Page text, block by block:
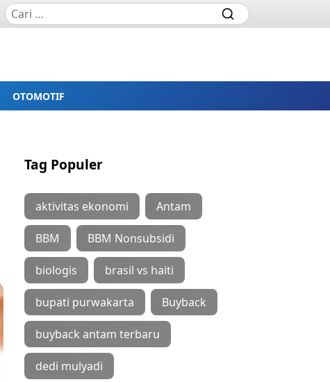
OTOMOTIF
Tag Populer
aktivitas ekonomi Antam
BBM BBM Nonsubsidi
biologis brasil vs haiti
bupati purwakarta Buyback
buyback antam terbaru
dedi mulyadi